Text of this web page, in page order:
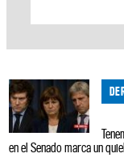
en el Senado marca un